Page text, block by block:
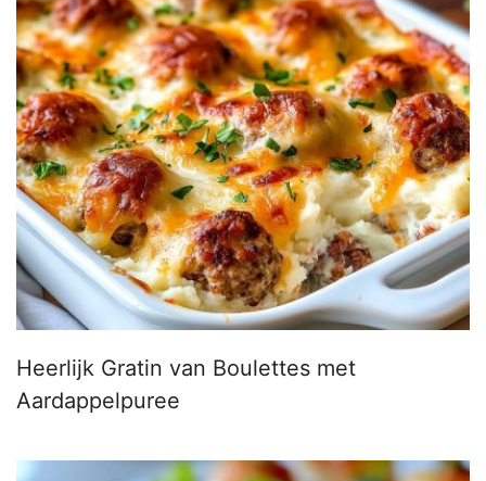
Heerlijk Gratin van Boulettes met
Aardappelpuree